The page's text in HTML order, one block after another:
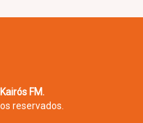
FM.
reservados.